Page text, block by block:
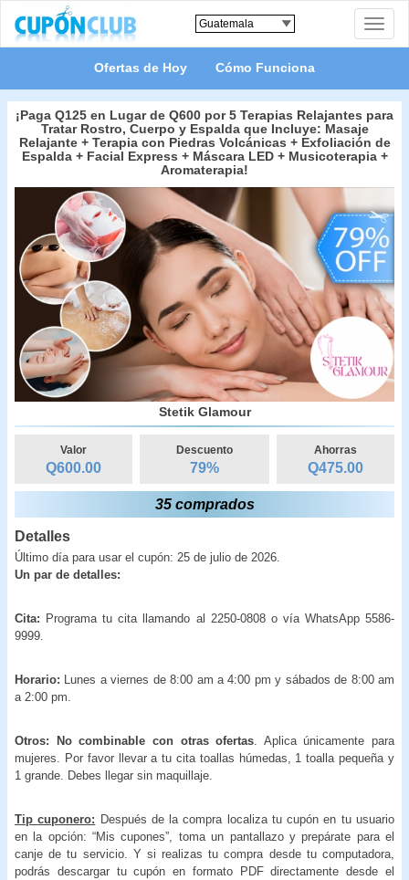
Toggle
Ofertas de Hoy Cómo Funciona
¡Paga Q125 en Lugar de Q600 por 5 Terapias Relajantes para
Tratar Rostro, Cuerpo y Espalda que Incluye: Masaje
Relajante + Terapia con Piedras Volcánicas + Exfoliación de
Espalda + Facial Express + Máscara LED + Musicoterapia +
Aromaterapia!
Stetik Glamour
Valor
Q600.00
Descuento
79%
Ahorras
Q475.00
35 comprados
Detalles
Último día para usar el cupón: 25 de julio de 2026.
Un par de detalles:
Cita: Programa tu cita llamando al 2250-0808 o vía WhatsApp 5586-
9999.
Horario:
Lunes a viernes de 8:00 am a 4:00 pm y sábados de 8:00 am
a 2:00 pm.
Otros: No combinable con otras ofertas . Aplica únicamente para
mujeres. Por favor llevar a tu cita toallas húmedas, 1 toalla pequeña y
1 grande. Debes llegar sin maquillaje.
Tip cuponero: Después de la compra localiza tu cupón en tu usuario
en la opción: “Mis cupones”, toma un pantallazo y prepárate para el
canje de tu servicio. Y si realizas tu compra desde tu computadora,
podrás descargar tu cupón en formato PDF directamente desde el